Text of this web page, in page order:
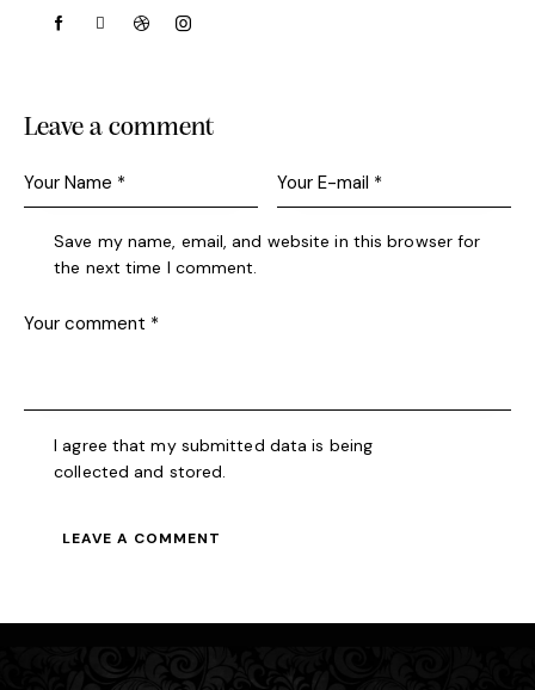
Leave a comment
Save my name, email, and website in this browser for
the next time I comment.
I agree that my submitted data is being
collected and stored.